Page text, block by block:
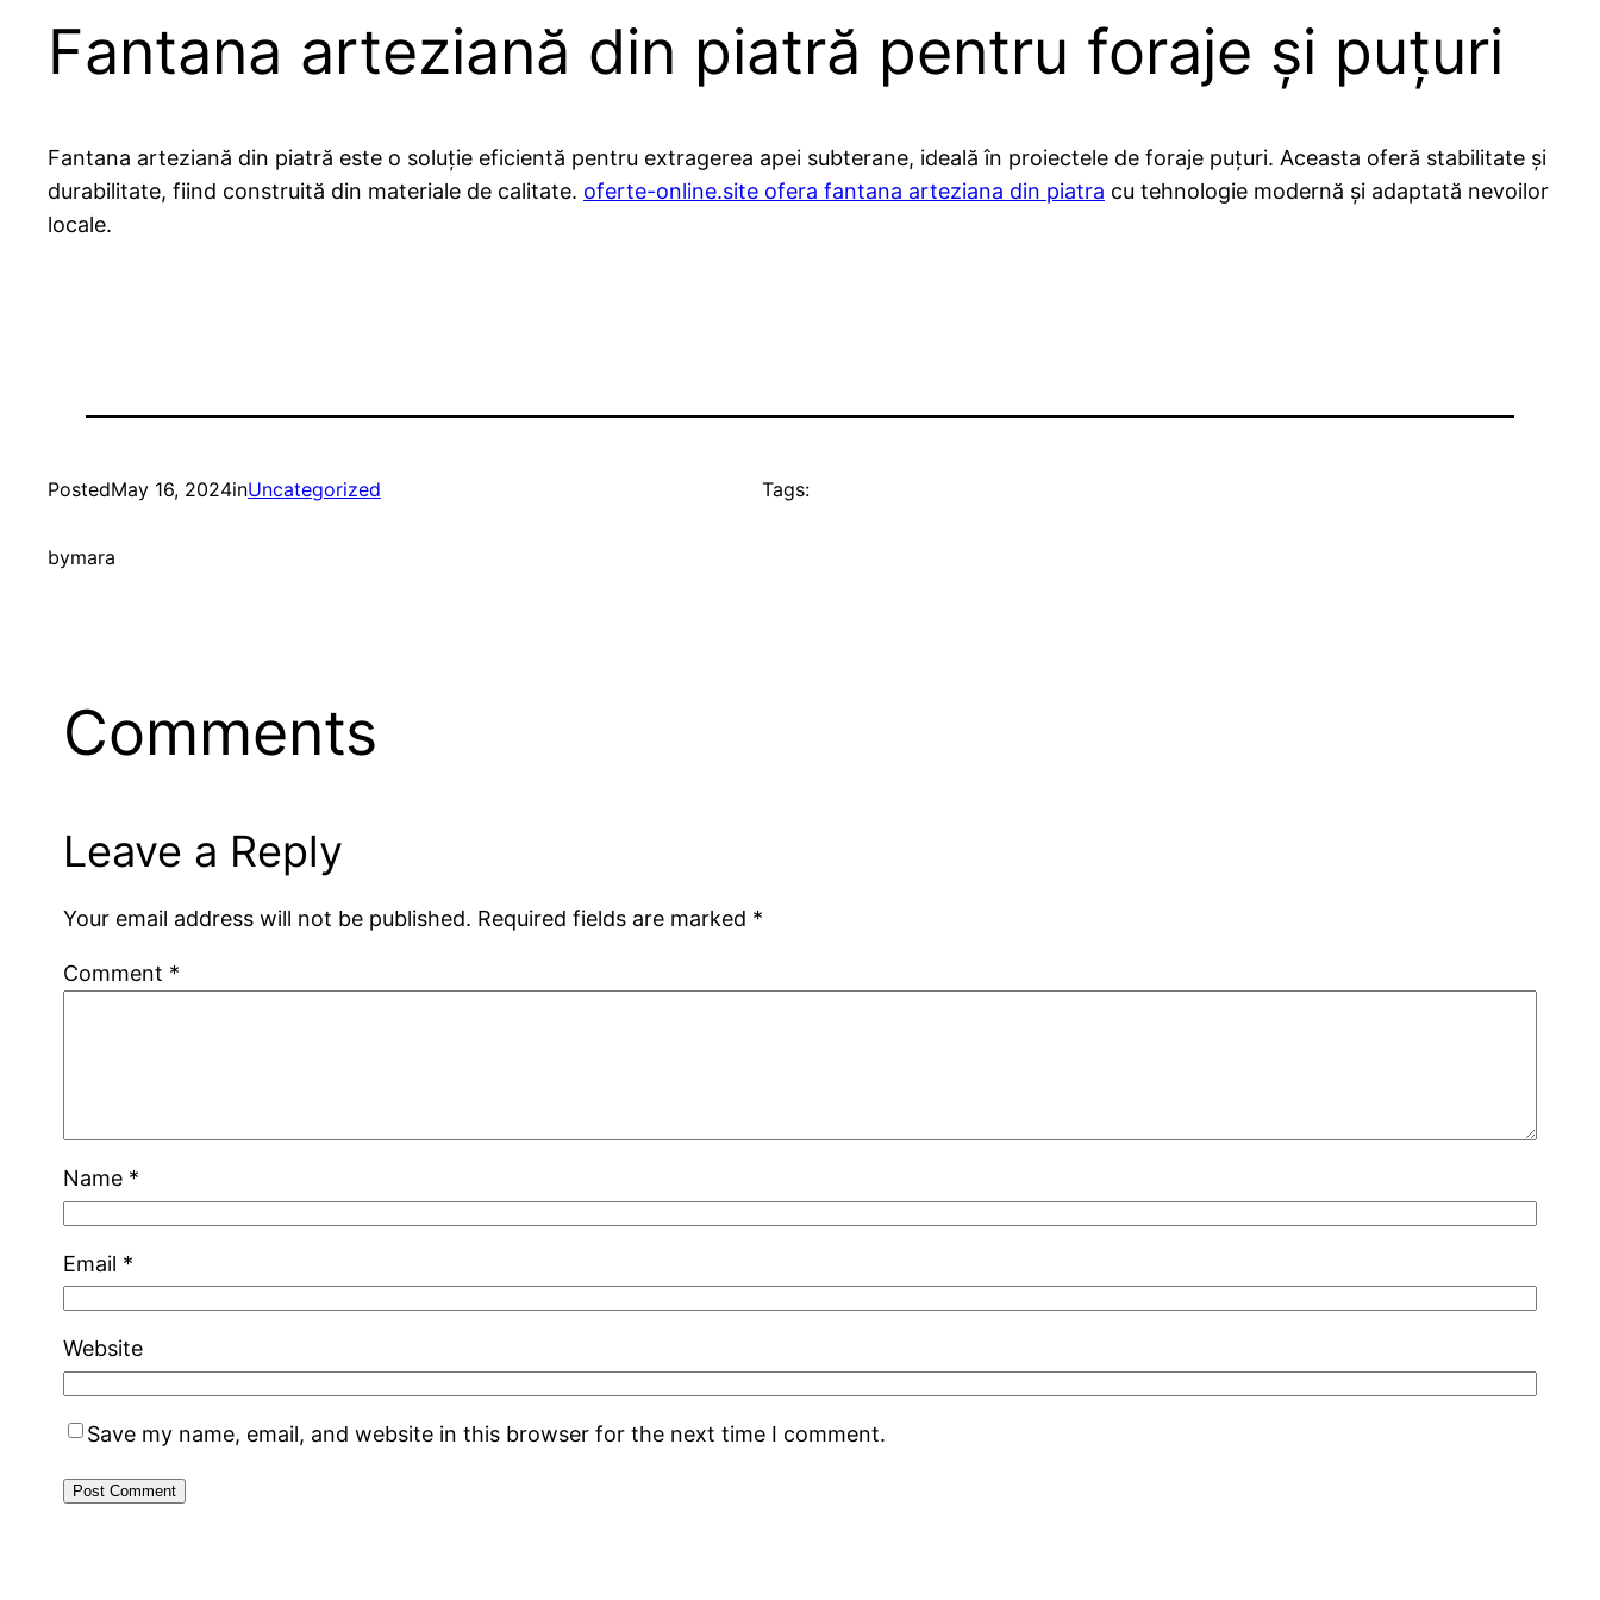
Fantana arteziană din piatră pentru foraje și puțuri
Fantana arteziană din piatră este o soluție eficientă pentru extragerea apei subterane, ideală în proiectele de foraje puțuri. Aceasta oferă stabilitate și
durabilitate, fiind construită din materiale de calitate. oferte-online.site ofera fantana arteziana din piatra cu tehnologie modernă și adaptată nevoilor
locale.
PostedMay 16, 2024inUncategorized
bymara
Tags:
Comments
Leave a Reply
Your email address will not be published. Required fields are marked *
Comment *
Name *
Email *
Website
Save my name, email, and website in this browser for the next time I comment.